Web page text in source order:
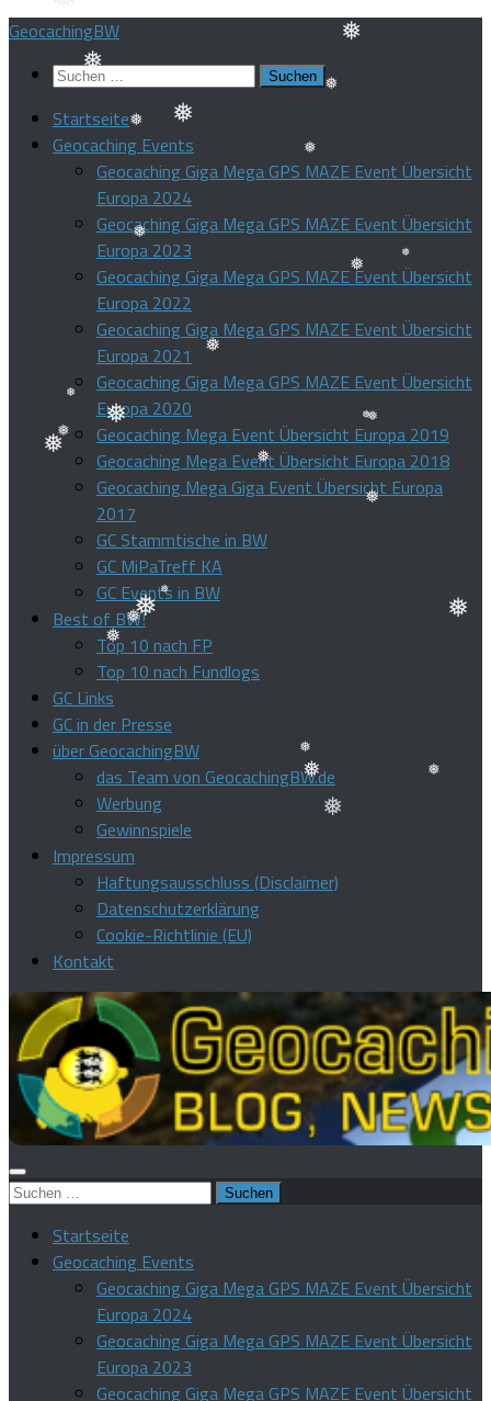
❅
❅
❅
❅
❅
❅
❅
❅
❅
❅
❅ ❅
❅
❅
Zum
springen
GeocachingBW
Suchen
Startseite
Geocaching Events
Geocaching Giga Mega GPS MAZE Event Übersicht
Europa 2024
Geocaching Giga Mega GPS MAZE Event Übersicht
Europa 2023
Geocaching Giga Mega GPS MAZE Event Übersicht
Europa 2022
Geocaching Giga Mega GPS MAZE Event Übersicht
Europa 2021
Geocaching Giga Mega GPS MAZE Event Übersicht
Europa 2020
Geocaching Mega Event Übersicht Europa 2019
Geocaching Mega Event Übersicht Europa 2018
Geocaching Mega Giga Event Übersicht Europa
2017
GC Stammtische in BW
GC MiPaTreff KA
GC Events in BW
Best of BW!
Top 10 nach FP
Top 10 nach Fundlogs
GC Links
GC in der Presse
über GeocachingBW
das Team von GeocachingBW.de
Werbung
Gewinnspiele
Impressum
Haftungsausschluss (Disclaimer)
Datenschutzerklärung
Cookie-Richtlinie (EU)
Kontakt
Suchen
Startseite
Geocaching Events
Geocaching Giga Mega GPS MAZE Event Übersicht
Europa 2024
Geocaching Giga Mega GPS MAZE Event Übersicht
Europa 2023
Geocaching Giga Mega GPS MAZE Event Übersicht